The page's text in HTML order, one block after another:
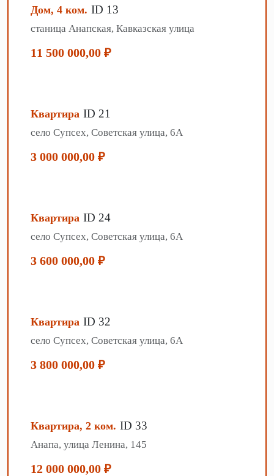
Дом, 4 ком. ID 13
станица Анапская, Кавказская улица
11 500 000,00 ₽
Квартира ID 21
село Супсех, Советская улица, 6А
3 000 000,00 ₽
Квартира ID 24
село Супсех, Советская улица, 6А
3 600 000,00 ₽
Квартира ID 32
село Супсех, Советская улица, 6А
3 800 000,00 ₽
Квартира, 2 ком. ID 33
Анапа, улица Ленина, 145
12 000 000,00 ₽